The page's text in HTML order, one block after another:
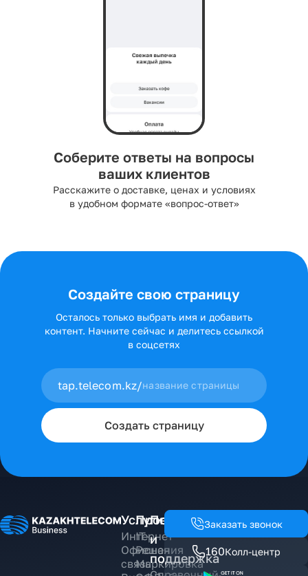
Соберите ответы на вопросы
ваших клиентов
Расскажите о доставке, ценах и условиях
в удобном формате «вопрос-ответ»
Создайте свою страницу
Осталось только выбрать имя и добавить
контент. Начните сейчас и делитесь ссылкой
в соцсетях
tap.telecom.kz/
Создать страницу
Услуги
Интернет
Офисная
связь
Проекты
IT-
Решения
Маркировка
Помощь
и
поддержка
Заказать звонок
160Колл-центр